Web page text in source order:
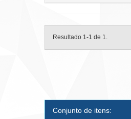
Resultado 1-1 de 1.
Conjunto de itens: